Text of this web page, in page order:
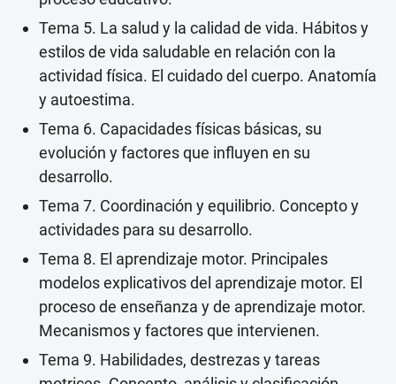
Tema 5. La salud y la calidad de vida. Hábitos y
estilos de vida saludable en relación con la
actividad física. El cuidado del cuerpo. Anatomía
y autoestima.
Tema 6. Capacidades físicas básicas, su
evolución y factores que influyen en su
desarrollo.
Tema 7. Coordinación y equilibrio. Concepto y
actividades para su desarrollo.
Tema 8. El aprendizaje motor. Principales
modelos explicativos del aprendizaje motor. El
proceso de enseñanza y de aprendizaje motor.
Mecanismos y factores que intervienen.
Tema 9. Habilidades, destrezas y tareas